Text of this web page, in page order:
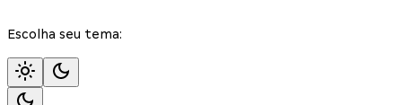
Escolha seu tema: